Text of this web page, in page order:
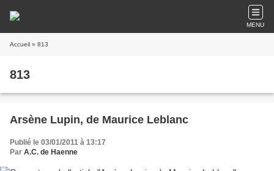
MENU
Accueil » 813
813
Arsène Lupin, de Maurice Leblanc
Publié le 03/01/2011 à 13:17
Par A.C. de Haenne